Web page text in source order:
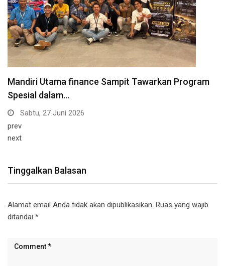
prev
next
Tinggalkan Balasan
Alamat email Anda tidak akan dipublikasikan. Ruas yang wajib
ditandai *